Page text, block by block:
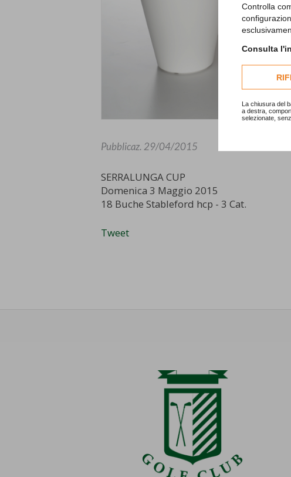
Controlla
Consulta
La chiusura del
a destra,
selezionate,
Pubblicaz. 29/04/2015
SERRALUNGA CUP
Domenica 3 Maggio 2015
18 Buche Stableford hcp - 3 Cat.
Tweet